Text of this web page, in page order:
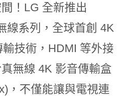
！LG 全新推出
線系列，全球首創 4K
技術，HDMI 等外接
無線 4K 影音傳輸盒
，不僅能讓與電視連